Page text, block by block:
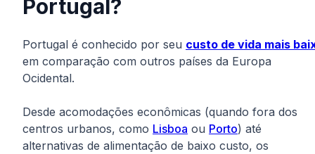
Portugal?
Portugal é conhecido por seu custo de vida mais
em comparação com outros países da Europa
Ocidental.
Desde acomodações econômicas (quando fora dos
centros urbanos, como Lisboa ou Porto) até
alternativas de alimentação de baixo custo, os